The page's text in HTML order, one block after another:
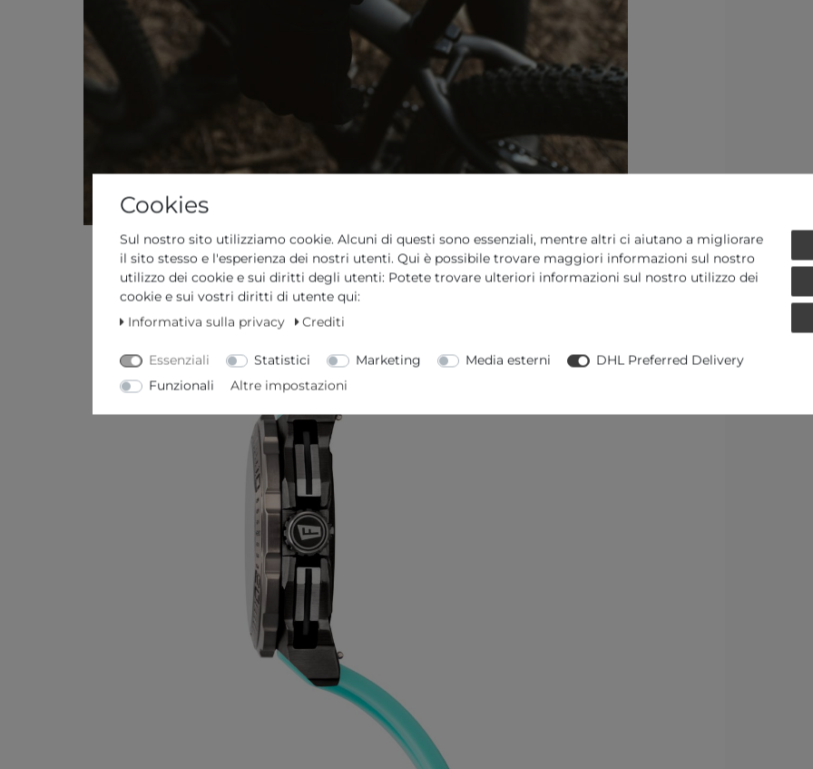
Cookies
Sul nostro sito utilizziamo cookie. Alcuni di questi sono essenziali, mentre altri ci aiutano a migliorare
il sito stesso e l'esperienza dei nostri utenti. Qui è possibile trovare maggiori informazioni sul nostro
utilizzo dei cookie e sui diritti degli utenti: Potete trovare ulteriori informazioni sul nostro utilizzo dei
cookie e sui vostri diritti di utente qui:
Informativa sulla privacy
Crediti
Essenziali Statistici Marketing Media esterni
DHL Preferred Delivery
Funzionali
Altre impostazioni